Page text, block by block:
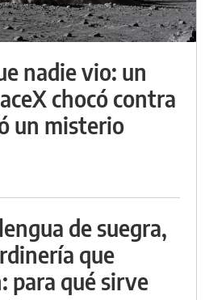
nadie vio: un
chocó contra
un misterio
de suegra,
que
para qué sirve